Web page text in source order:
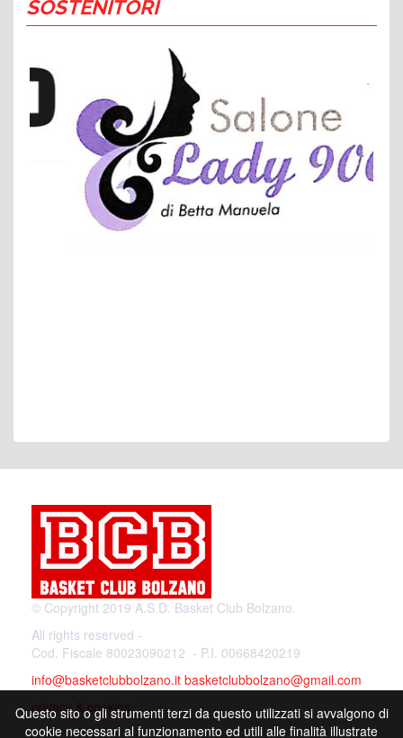
SOSTENITORI
© Copyright 2019 A.S.D. Basket Club Bolzano.
All rights reserved -
Cod. Fiscale 80023090212 - P.I. 00668420219
info@basketclubbolzano.it basketclubbolzano@gmail.com
privacy & cookies
Questo sito o gli strumenti terzi da questo utilizzati si avvalgono di
cookie necessari al funzionamento ed utili alle finalità illustrate